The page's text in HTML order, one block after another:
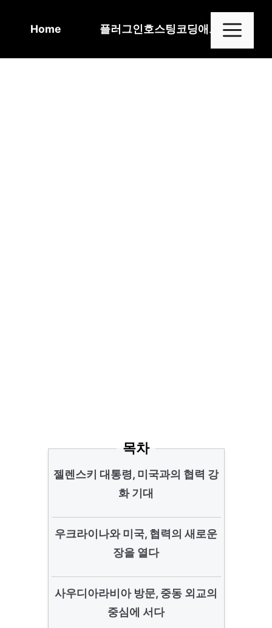
Home 플러그인호스팅코딩애드센스
목차
젤렌스키 대통령, 미국과의 협력 강
화 기대
우크라이나와 미국, 협력의 새로운
장을 열다
사우디아라비아 방문, 중동 외교의
중심에 서다